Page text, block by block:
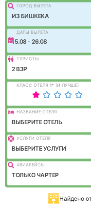
ГОРОД ВЫЛEТА
ИЗ БИШКЕКА
ДАТЫ ВЫЛЕТА
15.08 - 26.08
ТУРИСТЫ
2 ВЗР
КЛАСС ОТЕЛЯ 1* (И ЛУЧШЕ)
НАЗВАНИЕ ОТЕЛЯ
ВЫБЕРИТЕ ОТЕЛЬ
УСЛУГИ ОТЕЛЯ
ВЫБЕРИТЕ УСЛУГИ
АВИАРЕЙСЫ
ТОЛЬКО ЧАРТЕР
Найдено